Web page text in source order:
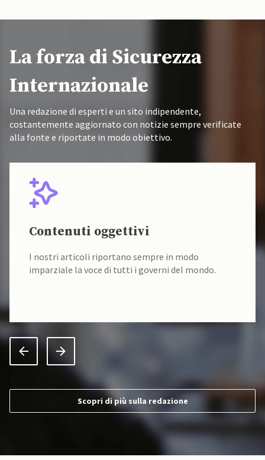
La forza di Sicurezza
Internazionale
Una redazione di esperti e un sito indipendente,
costantemente aggiornato con notizie sempre verificate
alla fonte e riportate in modo obiettivo.
Contenuti oggettivi
I nostri articoli riportano sempre in modo
imparziale la voce di tutti i governi del mondo.
Scopri di più sulla redazione